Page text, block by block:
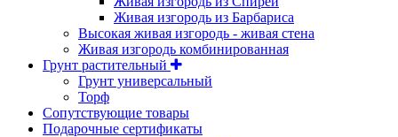
Живая изгородь из Барбариса
Высокая живая изгородь - живая стена
Живая изгородь комбинированная
Грунт растительный
Грунт универсальный
Торф
Сопутствующие товары
Подарочные сертификаты